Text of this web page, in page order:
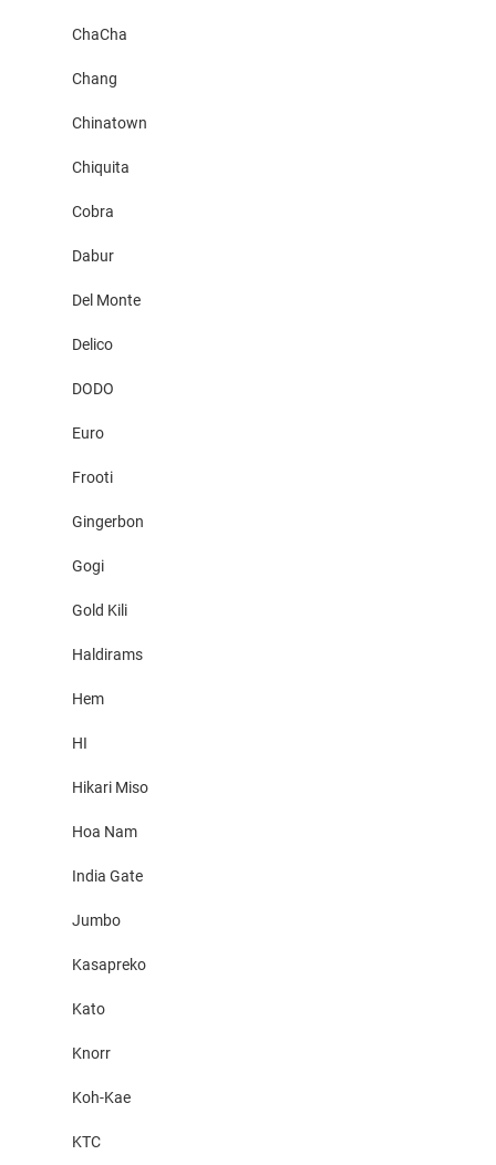
ChaCha
Chang
Chinatown
Chiquita
Cobra
Dabur
Del Monte
Delico
DODO
Euro
Frooti
Gingerbon
Gogi
Gold Kili
Haldirams
Hem
HI
Hikari Miso
Hoa Nam
India Gate
Jumbo
Kasapreko
Kato
Knorr
Koh-Kae
KTC